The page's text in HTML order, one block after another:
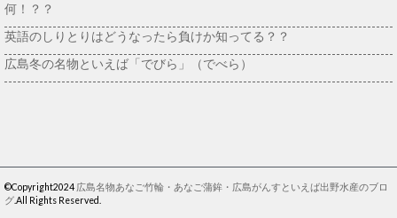
何！？？
英語のしりとりはどうなったら負けか知ってる？？
広島冬の名物といえば「でびら」（でべら）
©Copyright2024 広島名物あなご竹輪・あなご蒲鉾・広島がんすといえば出野水産のブロ
グ.All Rights Reserved.